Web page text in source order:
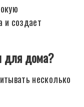
и создает
для дома?
несколько